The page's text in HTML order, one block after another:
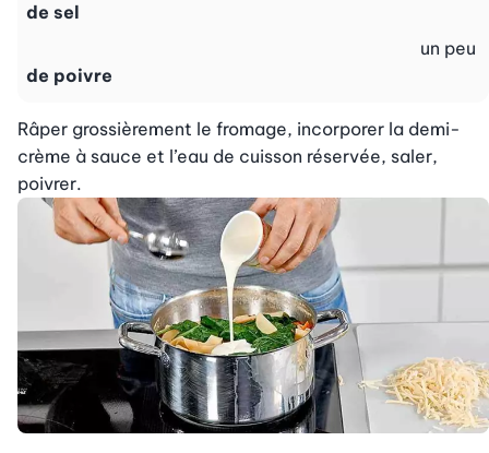
de sel
de poivre
un peu
Râper grossièrement le fromage, incorporer la demi-
crème à sauce et l’eau de cuisson réservée, saler,
poivrer.